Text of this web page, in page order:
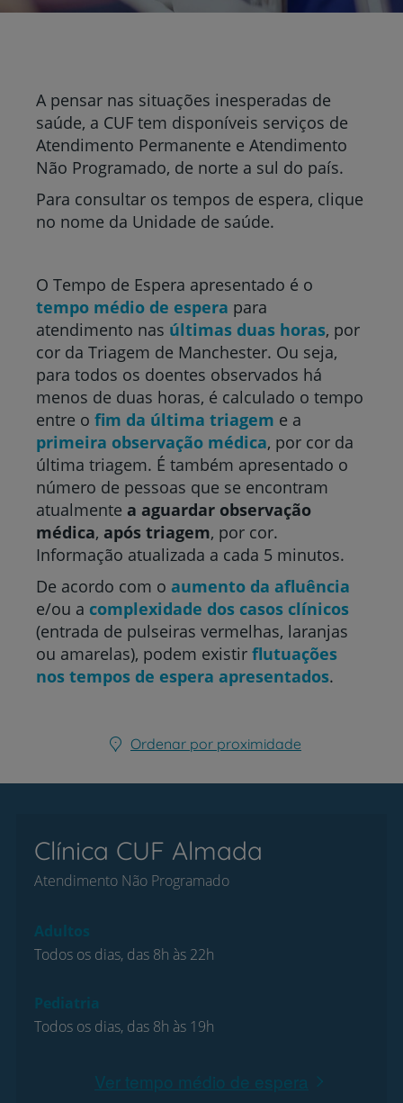
A pensar nas situações inesperadas de
saúde, a CUF tem disponíveis serviços de
Atendimento Permanente e Atendimento
Não Programado, de norte a sul do país.
Para consultar os tempos de espera, clique
no nome da Unidade de saúde.
O Tempo de Espera apresentado é o
tempo médio de espera para
atendimento nas últimas duas horas, por
cor da Triagem de Manchester. Ou seja,
para todos os doentes observados há
menos de duas horas, é calculado o tempo
entre o fim da última triagem e a
primeira observação médica, por cor da
última triagem. É também apresentado o
número de pessoas que se encontram
atualmente a aguardar observação
médica, após triagem, por cor.
Informação atualizada a cada 5 minutos.
De acordo com o aumento da afluência
e/ou a complexidade dos casos clínicos
(entrada de pulseiras vermelhas, laranjas
ou amarelas), podem existir flutuações
nos tempos de espera apresentados.
Ordenar por proximidade
Clínica CUF Almada
Atendimento Não Programado
Adultos
Todos os dias, das 8h às 22h
Pediatria
Todos os dias, das 8h às 19h
Ver tempo médio de espera